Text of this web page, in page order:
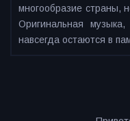
многообразие страны,
Оригинальная
навсегда остаются в